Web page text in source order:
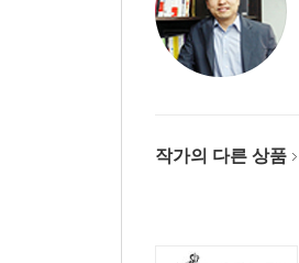
작가의 다른 상품